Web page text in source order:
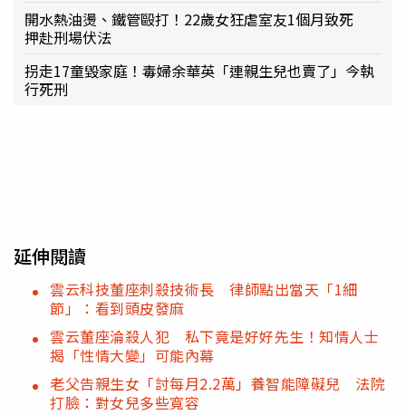
開水熱油燙、鐵管毆打！22歲女狂虐室友1個月致死
押赴刑場伏法
拐走17童毀家庭！毒婦余華英「連親生兒也賣了」今執
行死刑
延伸閱讀
雲云科技董座刺殺技術長 律師點出當天「1細
節」：看到頭皮發麻
雲云董座淪殺人犯 私下竟是好好先生！知情人士
揭「性情大變」可能內幕
老父告親生女「討每月2.2萬」養智能障礙兒 法院
打臉：對女兒多些寬容